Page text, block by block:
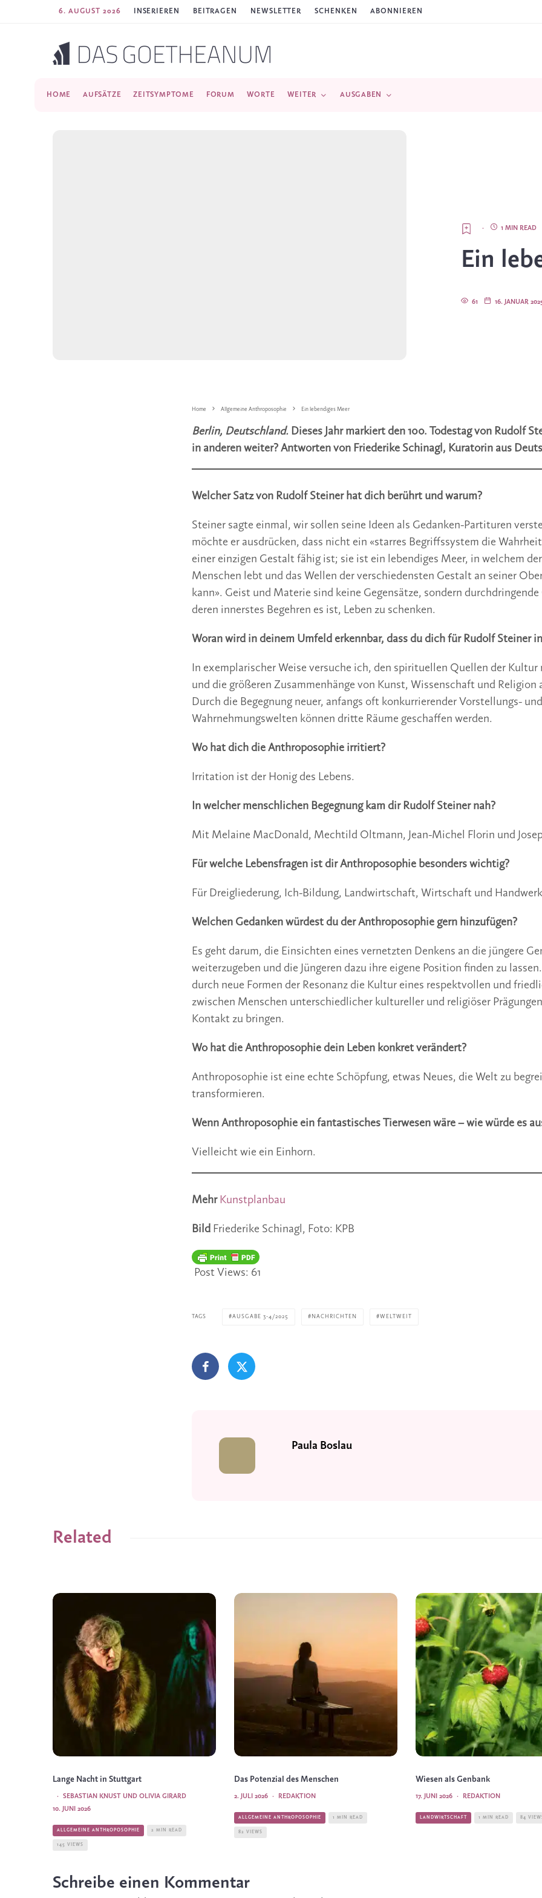
6. AUGUST 2026 INSERIEREN BEITRAGEN NEWSLETTER SCHENKEN ABONNIEREN
HOME AUFSÄTZE ZEITSYMPTOME FORUM WORTE WEITER AUSGABEN
1 MIN READ
·
Ein
16. JANUAR
61
Home Allgemeine Anthroposophie Ein lebendiges Meer
Berlin, Deutschland. Dieses Jahr markiert den 100. Todestag von Rudolf
in anderen weiter? Antworten von Friederike Schinagl, Kuratorin aus
Welcher Satz von Rudolf Steiner hat dich berührt und warum?
Steiner sagte einmal, wir sollen seine Ideen als Gedanken-Partituren
möchte er ausdrücken, dass nicht ein «starres Begriffssystem die
einer einzigen Gestalt fähig ist; sie ist ein lebendiges Meer, in welchem
Menschen lebt und das Wellen der verschiedensten Gestalt an seiner
kann». Geist und Materie sind keine Gegensätze, sondern
deren innerstes Begehren es ist, Leben zu schenken.
Woran wird in deinem Umfeld erkennbar, dass du dich für Rudolf Steiner
In exemplarischer Weise versuche ich, den spirituellen Quellen der Kultur
und die größeren Zusammenhänge von Kunst, Wissenschaft und Religion
Durch die Begegnung neuer, anfangs oft konkurrierender Vorstellungs- und
Wahrnehmungswelten können dritte Räume geschaffen werden.
Wo hat dich die Anthroposophie irritiert?
Irritation ist der Honig des Lebens.
In welcher menschlichen Begegnung kam dir Rudolf Steiner nah?
Mit Melaine MacDonald, Mechtild Oltmann, Jean-Michel Florin und
Für welche Lebensfragen ist dir Anthroposophie besonders wichtig?
Für Dreigliederung, Ich-Bildung, Landwirtschaft, Wirtschaft und
Welchen Gedanken würdest du der Anthroposophie gern hinzufügen?
Es geht darum, die Einsichten eines vernetzten Denkens an die jüngere
weiterzugeben und die Jüngeren dazu ihre eigene Position finden zu
durch neue Formen der Resonanz die Kultur eines respektvollen und
zwischen Menschen unterschiedlicher kultureller und religiöser
Kontakt zu bringen.
Wo hat die Anthroposophie dein Leben konkret verändert?
Anthroposophie ist eine echte Schöpfung, etwas Neues, die Welt zu
transformieren.
Wenn Anthroposophie ein fantastisches Tierwesen wäre – wie würde es
Vielleicht wie ein Einhorn.
Mehr Kunstplanbau
Bild Friederike Schinagl, Foto: KPB
Post Views: 61
TAGS AUSGABE 3-4/2025 NACHRICHTEN WELTWEIT
Paula Boslau
Related
Lange Nacht in Stuttgart
SEBASTIAN KNUST UND OLIVIA GIRARD
·
10. JUNI 2026
ALLGEMEINE ANTHROPOSOPHIE 2 MIN READ
145 VIEWS
Das Potenzial des Menschen
REDAKTION
·
2. JULI 2026
ALLGEMEINE ANTHROPOSOPHIE 1 MIN READ
82 VIEWS
Wiesen als Genbank
REDAKTION
·
17. JUNI 2026
LANDWIRTSCHAFT 1 MIN READ 84
Schreibe einen Kommentar